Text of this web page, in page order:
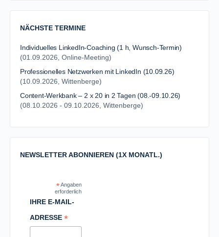
NÄCHSTE TERMINE
Individuelles LinkedIn-Coaching (1 h, Wunsch-Termin)
(01.09.2026, Online-Meeting)
Professionelles Netzwerken mit LinkedIn (10.09.26)
(10.09.2026, Wittenberge)
Content-Werkbank – 2 x 20 in 2 Tagen (08.-09.10.26)
(08.10.2026 - 09.10.2026, Wittenberge)
NEWSLETTER ABONNIEREN (1X MONATL.)
*Angaben
erforderlich
IHRE E-MAIL-
ADRESSE *